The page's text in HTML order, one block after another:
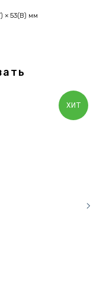
× 53(В) мм
ХИТ